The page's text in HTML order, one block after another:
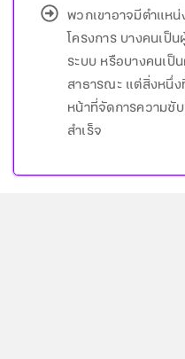
พวกเขาอาจมีตำแห
โครงการ บางคนเป็
ระบบ หรือบางคนเ
สาธารณะ แต่สิ่งหนึ่
หน้าที่จัดการความซั
สำเร็จ